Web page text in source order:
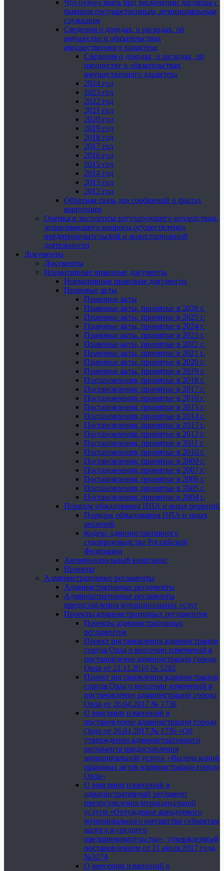
Что нужно знать при заключении договора с
бывшим государственным, муниципальным
служащим
Сведения о доходах, о расходах, об
имуществе и обязательствах
имущественного характера
Сведения о доходах, о расходах, об
имуществе и обязательствах
имущественного характера
2024 год
2023 год
2022 год
2021 год
2020 год
2019 год
2018 год
2017 год
2016 год
2015 год
2014 год
2013 год
2012 год
Обратная связь для сообщений о фактах
коррупции
Оценка и экспертиза регулирующего воздействия,
затрагивающего вопросы осуществления
предпринимательской и инвестиционной
деятельности
Документы
Документы
Нормативные правовые документы
Нормативные правовые документы
Правовые акты
Правовые акты
Правовые акты, принятые в 2026 г.
Правовые акты, принятые в 2025 г.
Правовые акты, принятые в 2024 г.
Правовые акты, принятые в 2023 г.
Правовые акты, принятые в 2022 г.
Правовые акты, принятые в 2021 г.
Правовые акты, принятые в 2020 г.
Правовые акты, принятые в 2019 г.
Постановления, принятые в 2018 г.
Постановления, принятые в 2017 г.
Постановления, принятые в 2016 г.
Постановления, принятые в 2015 г.
Постановления, принятые в 2014 г.
Постановления, принятые в 2013 г.
Постановления, принятые в 2012 г.
Постановления, принятые в 2011 г.
Постановления, принятые в 2010 г.
Постановления, принятые в 2009 г.
Постановления, принятые в 2007 г.
Постановления, принятые в 2006 г.
Постановления, принятые в 2005 г.
Постановления, принятые в 2004 г.
Порядок обжалования НПА и иных решений
Порядок обжалования НПА и иных
решений
Кодекс административного
судопроизводства Российской
Федерации
Антимонопольный комплаенс
Проекты
Административные регламенты
Административные регламенты
Административные регламенты
предоставления муниципальных услуг
Проекты административных регламентов
Проекты административных
регламентов
Проект постановления администрации
города Орла о внесении изменений в
постановление администрации города
Орла от 21.11.2016 № 5282
Проект постановления администрации
города Орла о внесении изменений в
постановление администрации города
Орла от 26.04.2017 № 1736
О внесении изменений в
постановление администрации города
Орла от 26.04.2017 № 1736 «Об
утверждении административного
регламента предоставления
муниципальной услуги «Выдача копий
правовых актов администрации города
Орла»
О внесении изменений в
административный регламент
предоставления муниципальной
услуги «Отчуждение арендуемого
муниципального имущества субъектам
малого и среднего
предпринимательства», утвержденный
постановлением от 21 июля 2017 года
№3274
О внесении изменений в